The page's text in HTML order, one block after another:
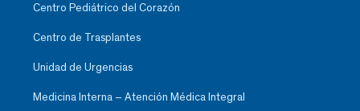
Centro Pediátrico del Corazón
Centro de Trasplantes
Unidad de Urgencias
Medicina Interna – Atención Médica Integral